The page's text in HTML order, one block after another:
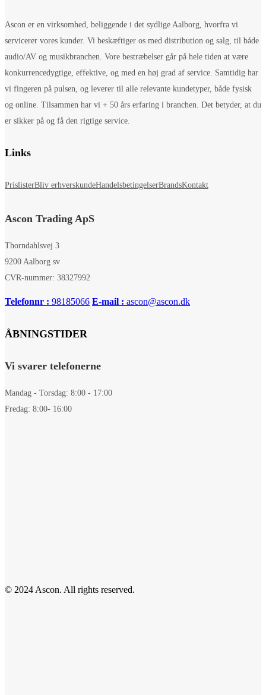
Ascon er en virksomhed, beliggende i det sydlige Aalborg, hvorfra vi
servicerer vores kunder. Vi beskæftiger os med distribution og salg, til både
audio/AV og musikbranchen. Vore bestræbelser går på hele tiden at være
konkurrencedygtige, effektive, og med en høj grad af service. Samtidig har
vi fingeren på pulsen, og leverer til alle relevante kundetyper, både fysisk
og online. Tilsammen har vi + 50 års erfaring i branchen. Det betyder, at du
er sikker på og få den rigtige service.
Links
PrislisterBliv erhverskundeHandelsbetingelserBrandsKontakt
Ascon Trading ApS
Thorndahlsvej 3
9200 Aalborg sv
CVR-nummer: 38327992
Telefonnr : 98185066 E-mail : ascon@ascon.dk
ÅBNINGSTIDER
Vi svarer telefonerne
Mandag - Torsdag: 8:00 - 17:00
Fredag: 8:00- 16:00
© 2024 Ascon. All rights reserved.